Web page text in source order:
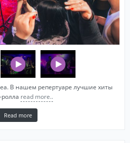
В нашем репертуаре лучшие хиты
read more..
Read more